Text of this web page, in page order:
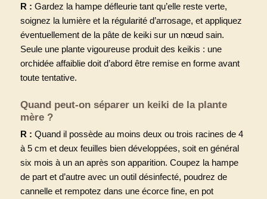
R : Gardez la hampe défleurie tant qu’elle reste verte,
soignez la lumière et la régularité d’arrosage, et appliquez
éventuellement de la pâte de keiki sur un nœud sain.
Seule une plante vigoureuse produit des keikis : une
orchidée affaiblie doit d’abord être remise en forme avant
toute tentative.
Quand peut-on séparer un keiki de la plante
mère ?
R : Quand il possède au moins deux ou trois racines de 4
à 5 cm et deux feuilles bien développées, soit en général
six mois à un an après son apparition. Coupez la hampe
de part et d’autre avec un outil désinfecté, poudrez de
cannelle et rempotez dans une écorce fine, en pot